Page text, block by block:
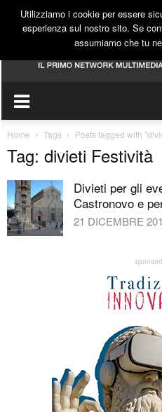
Home Tags Posts tagged with
Tag: divieti Festività
Divieti per gli
Castronovo e
21 DICEMBRE
Utilizziamo i cookie per essere
esperienza sul nostro sito. Se
assumiamo che tu